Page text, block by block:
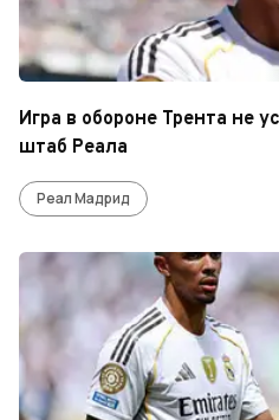
Игра в обороне Трента не
штаб Реала
Реал Мадрид